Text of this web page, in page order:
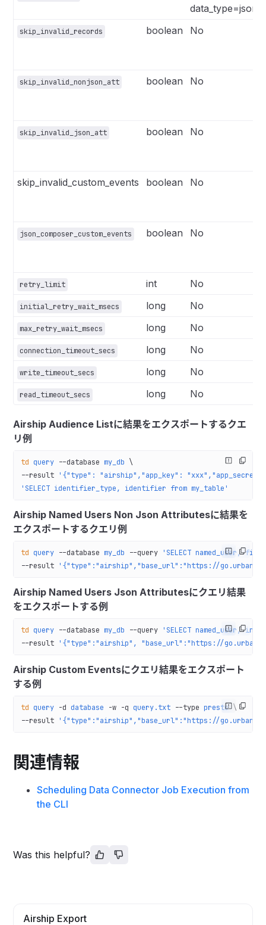
skip_invalid_records boolean No
skip_invalid_nonjson_att boolean No
skip_invalid_json_att boolean No
skip_invalid_custom_events boolean No
json_composer_custom_events boolean No
retry_limit int No
initial_retry_wait_msecs long No
max_retry_wait_msecs long No
connection_timeout_secs long No
write_timeout_secs long No
read_timeout_secs long No
Airship Audience Listに結果をエクスポートするクエ
リ例
td query --database my_db \
--result '{"type": "airship","app_key": "xxx","app_secret":
'SELECT identifier_type, identifier from my_table'
Airship Named Users Non Json Attributesに結果を
エクスポートするクエリ例
td query --database my_db --query 'SELECT named_user,
--result '{"type":"airship","base_url":"https://
Airship Named Users Json Attributesにクエリ結果
をエクスポートする例
td query --database my_db --query 'SELECT named_user,
--result '{"type":"airship", "base_url":"https://
Airship Custom Eventsにクエリ結果をエクスポート
する例
td query -d database -w -q query.txt --type presto \
--result '{"type":"airship","base_url":"https://
関連情報
Scheduling Data Connector Job Execution from
the CLI
Was this helpful?
Airship Export